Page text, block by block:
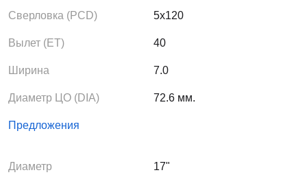
Сверловка (PCD) 5x120
Вылет (ЕТ) 40
Ширина 7.0
Диаметр ЦО (DIA) 72.6 мм.
Предложения
Диаметр 17"